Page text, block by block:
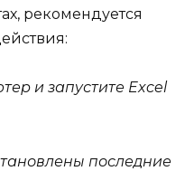
рекомендуется
и запустите Excel
последние